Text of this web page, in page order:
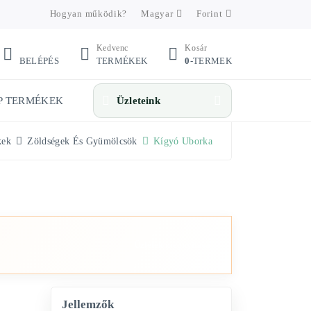
Hogyan működik? Magyar Forint
BELÉPÉS
Kedvenc
TERMÉKEK
Kosár
0-TERMEK
TERMÉKEK Üzleteink
Zöldségek És Gyümölcsök Kígyó Uborka
Jellemzők